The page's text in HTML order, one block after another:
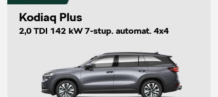
Kodiaq Plus
2,0 TDI 142 kW 7-stup. automat. 4x4